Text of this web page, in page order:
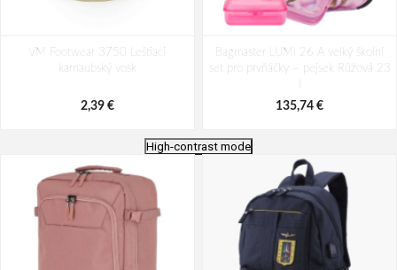
VM Footwear 3750 Leštiaci
karnaubský vosk
2,39 €
Bagmaster LUMI 26 A velký školní
set pro prvňáčky – pejsek Růžová 23
135,74 €
High-contrast mode